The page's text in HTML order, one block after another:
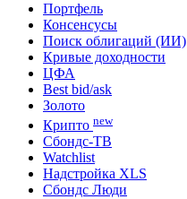
Портфель
Консенсусы
Поиск облигаций (ИИ)
Кривые доходности
ЦФА
Best bid/ask
Золото
Крипто new
Сбондс-ТВ
Watchlist
Надстройка XLS
Сбондс Люди